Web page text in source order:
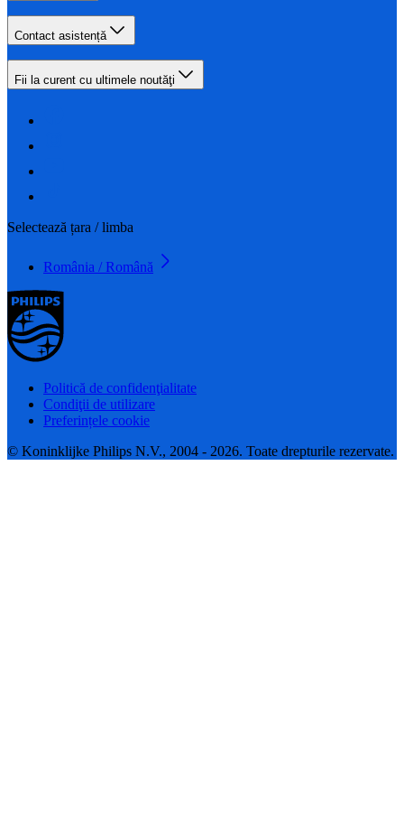
Contact asistență
Fii la curent cu ultimele noutăţi
Selectează țara / limba
România / Română
Politică de confidenţialitate
Condiţii de utilizare
Preferințele cookie
© Koninklijke Philips N.V., 2004 - 2026. Toate drepturile rezervate.